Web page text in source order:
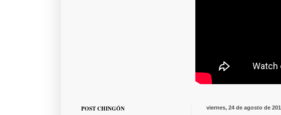
viernes, 24 de agosto de
POST CHINGÓN